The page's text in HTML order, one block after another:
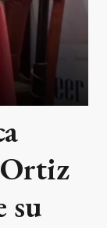
Ortiz
su